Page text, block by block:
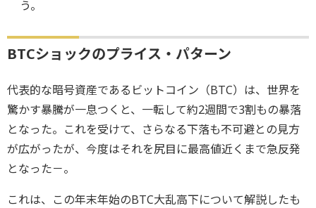
う。
BTCショックのプライス・パターン
代表的な暗号資産であるビットコイン（BTC）は、世界を
驚かす暴騰が一息つくと、一転して約2週間で3割もの暴落
となった。これを受けて、さらなる下落も不可避との見方
が広がったが、今度はそれを尻目に最高値近くまで急反発
となった－。
これは、この年末年始のBTC大乱高下について解説したも